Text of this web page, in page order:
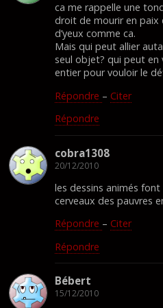
ca me rappelle une
droit de mourir en paix
d’yeux comme ca.
Mais qui peut allier
seul objet? qui peut
entier pour vouloir le
Répondre – Citer
Répondre
cobra1308
20/12/2010
les dessins animés
cerveaux des pauvres
Répondre – Citer
Répondre
Bébert
15/12/2010